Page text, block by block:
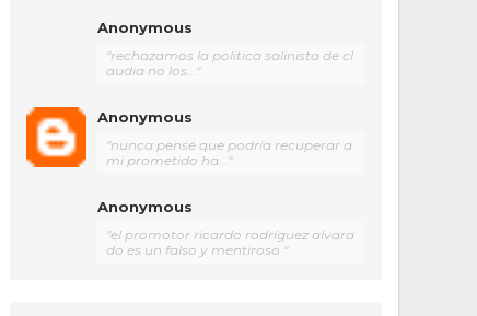
Anonymous
"rechazamos la política salinista de cl
audia no los..."
Anonymous
"nunca pensé que podría recuperar a
mi prometido ha..."
Anonymous
"el promotor ricardo rodríguez alvara
do es un falso y mentiroso "